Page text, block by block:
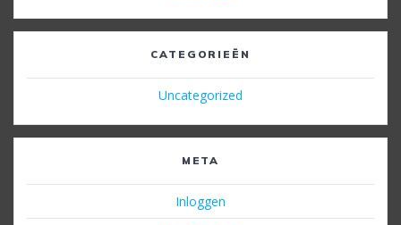
CATEGORIEËN
Uncategorized
META
Inloggen